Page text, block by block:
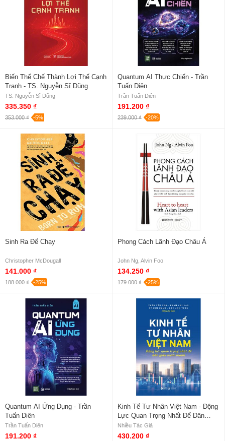
Biến Thể Chế Thành Lợi Thế Cạnh
Tranh - TS. Nguyễn Sĩ Dũng
TS. Nguyễn Sĩ Dũng
335.350 ₫
353.000 ₫ -5%
Quantum AI Thực Chiến - Trần
Tuấn Diên
Trần Tuấn Diên
191.200 ₫
239.000 ₫ -20%
Sinh Ra Để Chạy
Christopher McDougall
141.000 ₫
188.000 ₫ -25%
Phong Cách Lãnh Đạo Châu Á
John Ng, Alvin Foo
134.250 ₫
179.000 ₫ -25%
Quantum AI Ứng Dụng - Trần
Tuấn Diên
Trần Tuấn Diên
191.200 ₫
Kinh Tế Tư Nhân Việt Nam - Động
Lực Quan Trọng Nhất Để Dân
Giàu Nước Mạnh
Nhiều Tác Giả
430.200 ₫